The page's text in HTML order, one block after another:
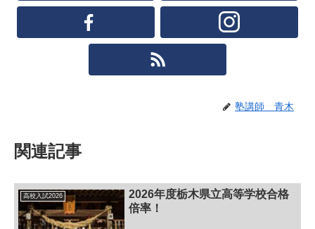
塾講師 青木
関連記事
高校入試2026
2026年度栃木県立高等学校合格
倍率！